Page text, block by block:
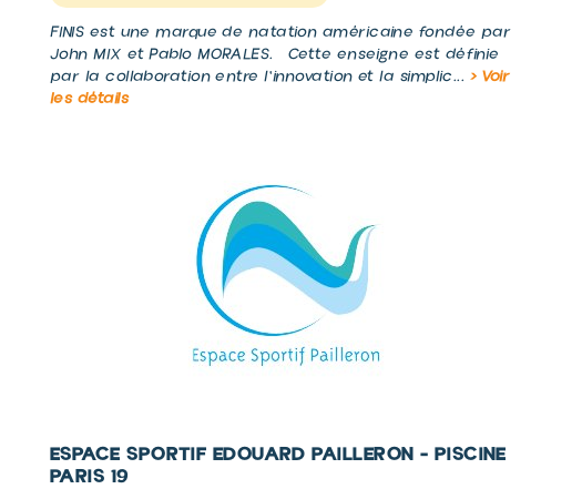
FINIS est une marque de natation américaine fondée par
John MIX et Pablo MORALES. Cette enseigne est définie
par la collaboration entre l'innovation et la simplic... > Voir
les détails
ESPACE SPORTIF EDOUARD PAILLERON - PISCINE
PARIS 19